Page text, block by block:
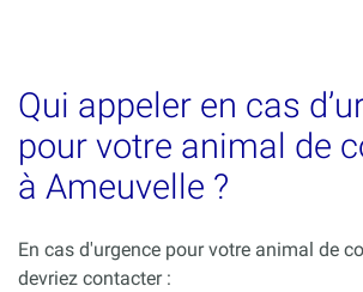
Qui appeler en cas
pour votre animal de
à Ameuvelle ?
En cas d'urgence pour votre animal de
devriez contacter :